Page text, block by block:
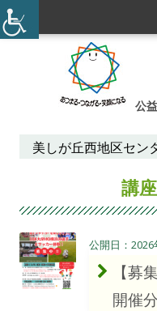
公
メ
美しが丘西地区セン
カ
テ
ゴ
リ
ー:
講
2026
【募
開催